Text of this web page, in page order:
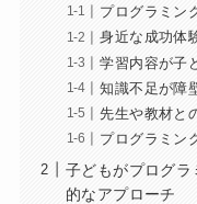
プログラミン
身近な成功体
学習内容が子
知識不足が障
先生や教材と
プログラミン
子どもがプログ
的なアプローチ